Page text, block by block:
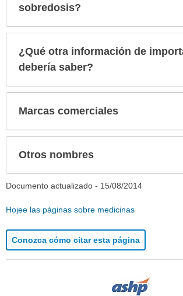
sobredosis?
¿Qué otra información de
debería saber?
Marcas comerciales
Otros nombres
Documento actualizado - 15/08/2014
Hojee las páginas sobre medicinas
Conozca cómo citar esta página